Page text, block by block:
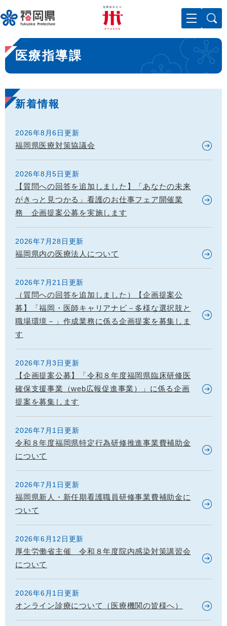
ー
ジ
先
頭
で
。
メニューを飛ばして本文へ
本
文
医療指導課
新着情報
2026年8月6日更新
福岡県医療対策協議会
2026年8月5日更新
【質問への回答を追加しました】「あなたの未来
がきっと見つかる」看護のお仕事フェア開催業
務 企画提案公募を実施します
2026年7月28日更新
福岡県内の医療法人について
2026年7月21日更新
（質問への回答を追加しました）【企画提案公
募】「福岡・医師キャリアナビ－多様な選択肢と
職場環境－」作成業務に係る企画提案を募集しま
す
2026年7月3日更新
【企画提案公募】「令和８年度福岡県臨床研修医
確保支援事業（web広報促進事業）」に係る企画
提案を募集します
2026年7月1日更新
令和８年度福岡県特定行為研修推進事業費補助金
について
2026年7月1日更新
福岡県新人・新任期看護職員研修事業費補助金に
ついて
2026年6月12日更新
厚生労働省主催 令和８年度院内感染対策講習会
について
2026年6月1日更新
オンライン診療について（医療機関の皆様へ）